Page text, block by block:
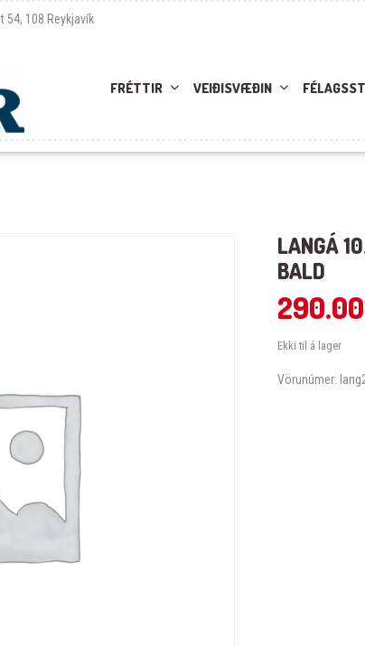
54, 108 Reykjavík
FRÉTTIR VEIÐISVÆÐIN
LANGÁ
BALD
Ekki til á lager
Vörunúmer: